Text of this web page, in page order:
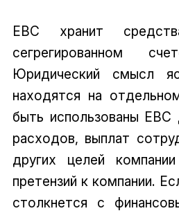
EBC хранит
сегрегированном
Юридический смысл
находятся на
быть использованы
расходов, выплат
других целей
претензий к компании.
столкнется с